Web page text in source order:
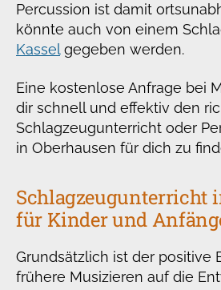
Percussion ist damit
könnte auch von einem
Kasselgegeben werden.
Eine kostenlose Anfrage bei
dir schnell und effektiv den
Schlagzeugunterricht oder
in Oberhausen für dich zu
Schlagzeugunterricht
für Kinder und
Grundsätzlich ist der positive
frühere Musizieren auf die